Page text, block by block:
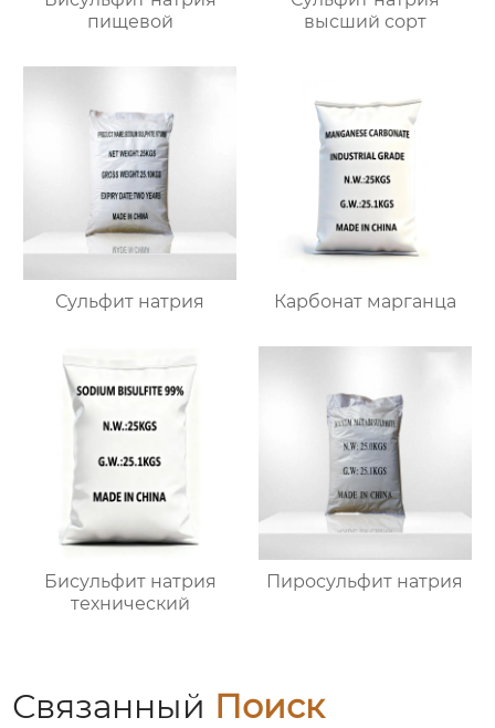
пищевой
высший сорт
Сульфит натрия Карбонат марганца
Бисульфит натрия
технический
Пиросульфит натрия
Связанный Поиск